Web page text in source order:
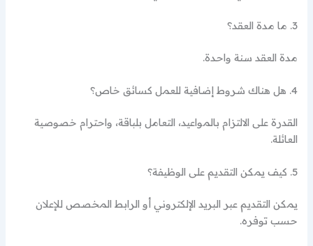
3. ما مدة العقد؟
مدة العقد سنة واحدة.
4. هل هناك شروط إضافية للعمل كسائق خاص؟
القدرة على الالتزام بالمواعيد، التعامل بلباقة، واحترام خصوصية
العائلة.
5. كيف يمكن التقديم على الوظيفة؟
يمكن التقديم عبر البريد الإلكتروني أو الرابط المخصص للإعلان
حسب توفره.